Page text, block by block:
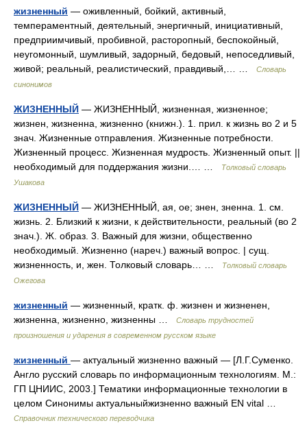
жизненный — оживленный, бойкий, активный,
темпераментный, деятельный, энергичный, инициативный,
предприимчивый, пробивной, расторопный, беспокойный,
неугомонный, шумливый, задорный, бедовый, непоседливый,
живой; реальный, реалистический, правдивый,… …
Словарь
синонимов
ЖИЗНЕННЫЙ — ЖИЗНЕННЫЙ, жизненная, жизненное;
жизнен, жизненна, жизненно (книжн.). 1. прил. к жизнь во 2 и 5
знач. Жизненные отправления. Жизненные потребности.
Жизненный процесс. Жизненная мудрость. Жизненный опыт. ||
необходимый для поддержания жизни.… …
Толковый словарь
Ушакова
ЖИЗНЕННЫЙ — ЖИЗНЕННЫЙ, ая, ое; знен, зненна. 1. см.
жизнь. 2. Близкий к жизни, к действительности, реальный (во 2
знач.). Ж. образ. 3. Важный для жизни, общественно
необходимый. Жизненно (нареч.) важный вопрос. | сущ.
жизненность, и, жен. Толковый словарь… …
Толковый словарь
Ожегова
жизненный — жизненный, кратк. ф. жизнен и жизненен,
жизненна, жизненно, жизненны …
Словарь трудностей
произношения и ударения в современном русском языке
жизненный — актуальный жизненно важный — [Л.Г.Суменко.
Англо русский словарь по информационным технологиям. М.:
ГП ЦНИИС, 2003.] Тематики информационные технологии в
целом Синонимы актуальныйжизненно важный EN vital …
Справочник технического переводчика